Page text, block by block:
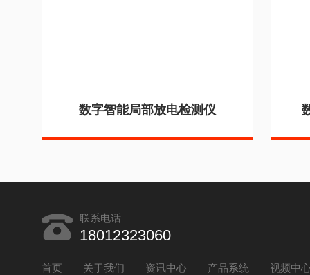
数字智能局部放电检测仪
联系电话
18012323060
首页 关于我们 资讯中心 产品系统 视频中